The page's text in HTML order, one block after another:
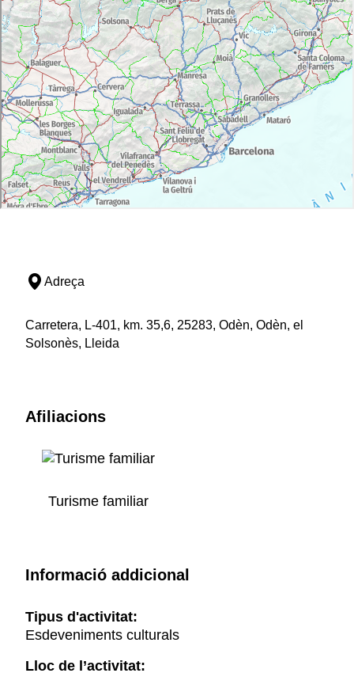
Adreça
Carretera, L-401, km. 35,6, 25283, Odèn, Odèn, el
Solsonès, Lleida
Afiliacions
Turisme familiar
Informació addicional
Tipus d'activitat:
Esdeveniments culturals
Lloc de l’activitat: